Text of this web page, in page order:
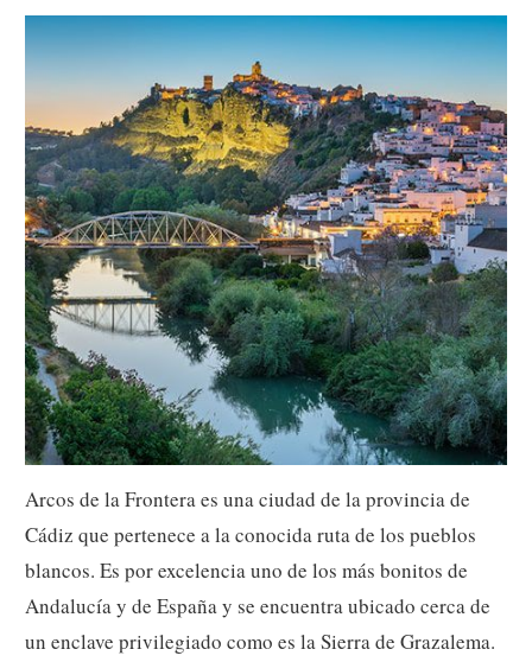
Arcos de la Frontera es una ciudad de la provincia de
Cádiz que pertenece a la conocida ruta de los pueblos
blancos. Es por excelencia uno de los más bonitos de
Andalucía y de España y se encuentra ubicado cerca de
un enclave privilegiado como es la Sierra de Grazalema.